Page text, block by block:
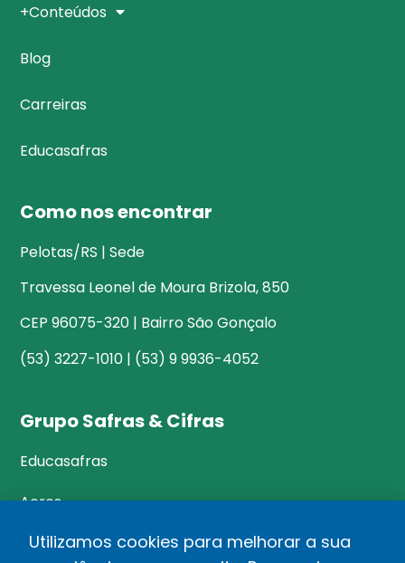
+Conteúdos
Blog
Carreiras
Educasafras
Como nos encontrar
Pelotas/RS | Sede
Travessa Leonel de Moura Brizola, 850
CEP 96075-320 | Bairro São Gonçalo
(53) 3227-1010 | (53) 9 9936-4052
Grupo Safras & Cifras
Educasafras
Acres
Utilizamos cookies para melhorar a sua